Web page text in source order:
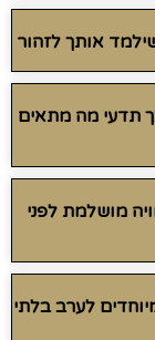
אותך לזהור
תדעי מה מתאים
מושלמת לפני
לערב בלתי